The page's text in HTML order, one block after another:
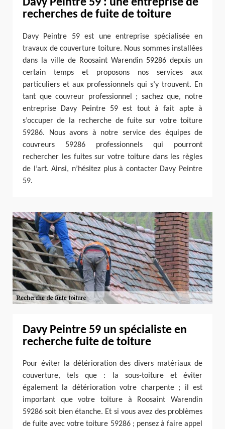
Davy Peintre 59 : une entreprise de
recherches de fuite de toiture
Davy Peintre 59 est une entreprise spécialisée en
travaux de couverture toiture. Nous sommes installées
dans la ville de Roosaint Warendin 59286 depuis un
certain temps et proposons nos services aux
particuliers et aux professionnels qui s’y trouvent. En
tant que couvreur professionnel ; sachez que, notre
entreprise Davy Peintre 59 est tout à fait apte à
s’occuper de la recherche de fuite sur votre toiture
59286. Nous avons à notre service des équipes de
couvreurs 59286 professionnels qui pourront
rechercher les fuites sur votre toiture dans les règles
de l’art. Ainsi, n’hésitez plus à contacter Davy Peintre
59.
Davy Peintre 59 un spécialiste en
recherche fuite de toiture
Pour éviter la détérioration des divers matériaux de
couverture, tels que : la sous-toiture et éviter
également la détérioration votre charpente ; il est
important que votre toiture à Roosaint Warendin
59286 soit bien étanche. Et si vous avez des problèmes
de fuite avec votre toiture 59286 ; pensez à faire appel